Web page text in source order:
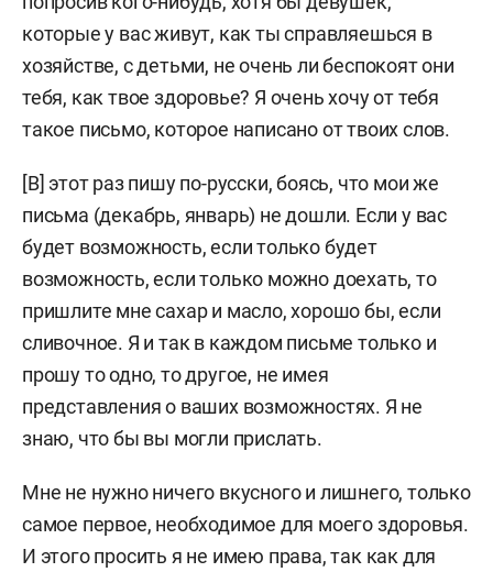
которые у вас живут, как ты справляешься в
хозяйстве, с детьми, не очень ли беспокоят они
тебя, как твое здоровье? Я очень хочу от тебя
такое письмо, которое написано от твоих слов.
[В] этот раз пишу по-русски, боясь, что мои же
письма (декабрь, январь) не дошли. Если у вас
будет возможность, если только будет
возможность, если только можно доехать, то
пришлите мне сахар и масло, хорошо бы, если
сливочное. Я и так в каждом письме только и
прошу то одно, то другое, не имея
представления о ваших возможностях. Я не
знаю, что бы вы могли прислать.
Мне не нужно ничего вкусного и лишнего, только
самое первое, необходимое для моего здоровья.
И этого просить я не имею права, так как для